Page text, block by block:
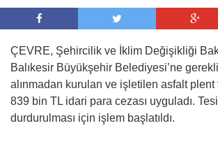
ÇEVRE, Şehircilik ve İklim Değişikliği
Balıkesir Büyükşehir Belediyesi’ne
alınmadan kurulan ve işletilen asfalt
839 bin TL idari para cezası uyguladı.
durdurulması için işlem başlatıldı.